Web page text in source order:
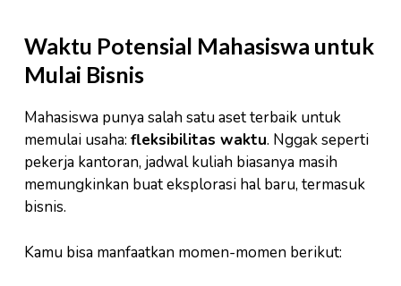
Waktu Potensial Mahasiswa untuk
Mulai Bisnis
Mahasiswa punya salah satu aset terbaik untuk
memulai usaha: fleksibilitas waktu. Nggak seperti
pekerja kantoran, jadwal kuliah biasanya masih
memungkinkan buat eksplorasi hal baru, termasuk
bisnis.
Kamu bisa manfaatkan momen-momen berikut: